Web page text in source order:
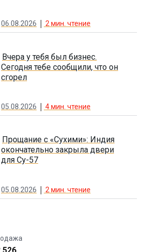
06.08.2026 2мин. чтение
Вчера у тебя был бизнес.
Сегодня тебе сообщили, что он
сгорел
05.08.2026 4мин. чтение
Прощание с «Сухими»: Индия
окончательно закрыла двери
для Су-57
05.08.2026 2 мин. чтение